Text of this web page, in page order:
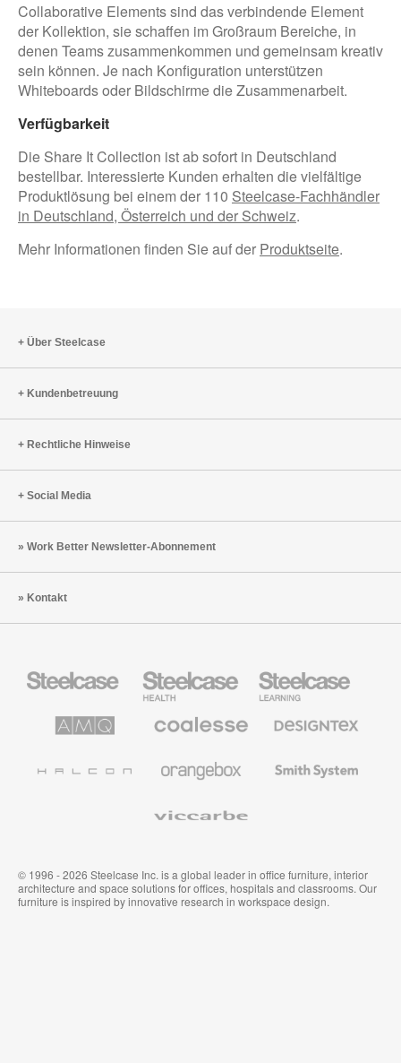
Collaborative Elements sind das verbindende Element
der Kollektion, sie schaffen im Großraum Bereiche, in
denen Teams zusammenkommen und gemeinsam kreativ
sein können. Je nach Konfiguration unterstützen
Whiteboards oder Bildschirme die Zusammenarbeit.
Verfügbarkeit
Die Share It Collection ist ab sofort in Deutschland
bestellbar. Interessierte Kunden erhalten die vielfältige
Produktlösung bei einem der 110 Steelcase-Fachhändler
in Deutschland, Österreich und der Schweiz.
Mehr Informationen finden Sie auf der Produktseite.
Über Steelcase
Kundenbetreuung
Rechtliche Hinweise
Social Media
Work Better Newsletter-Abonnement
Kontakt
Büromöbel
Health
Education
Möbel
Solutions
Büromöbel
Textilien
System
© 1996 - 2026 Steelcase Inc. is a global leader in office furniture, interior
architecture and space solutions for offices, hospitals and classrooms. Our
furniture is inspired by innovative research in workspace design.